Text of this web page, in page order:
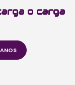
o carga